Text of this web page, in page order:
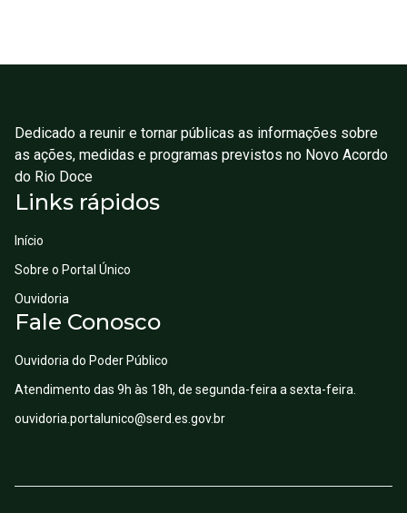
Dedicado a reunir e tornar públicas as informações sobre
as ações, medidas e programas previstos no Novo Acordo
do Rio Doce
Links rápidos
Início
Sobre o Portal Único
Ouvidoria
Fale Conosco
Ouvidoria do Poder Público
Atendimento das 9h às 18h, de segunda-feira a sexta-feira.
ouvidoria.portalunico@serd.es.gov.br